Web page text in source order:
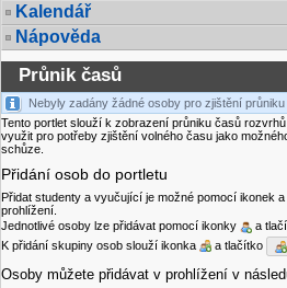
Kalendář
Nápověda
Průnik časů
Nebyly zadány žádné osoby pro zjištění průniku
Tento portlet slouží k zobrazení průniku časů
využit pro potřeby zjištění volného času jako
schůze.
Přidání osob do portletu
Přidat studenty a vyučující je možné pomocí ikonek
prohlížení.
Jednotlivé osoby lze přidávat pomocí ikonky
a
K přidání skupiny osob slouží ikonka
a tlačítko
Osoby můžete přidávat v prohlížení v